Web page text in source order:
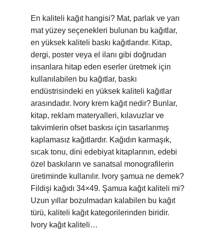
En kaliteli kağıt hangisi? Mat, parlak ve yarı
mat yüzey seçenekleri bulunan bu kağıtlar,
en yüksek kaliteli baskı kağıtlarıdır. Kitap,
dergi, poster veya el ilanı gibi doğrudan
insanlara hitap eden eserler üretmek için
kullanılabilen bu kağıtlar, baskı
endüstrisindeki en yüksek kaliteli kağıtlar
arasındadır. Ivory krem kağıt nedir? Bunlar,
kitap, reklam materyalleri, kılavuzlar ve
takvimlerin ofset baskısı için tasarlanmış
kaplamasız kağıtlardır. Kağıdın karmaşık,
sıcak tonu, dini edebiyat kitaplarının, edebi
özel baskıların ve sanatsal monografilerin
üretiminde kullanılır. Ivory şamua ne demek?
Fildişi kağıdı 34×49. Şamua kağıt kaliteli mi?
Uzun yıllar bozulmadan kalabilen bu kağıt
türü, kaliteli kağıt kategorilerinden biridir.
Ivory kağıt kaliteli…